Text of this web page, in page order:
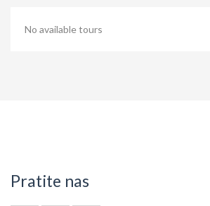
No available tours
Pratite nas